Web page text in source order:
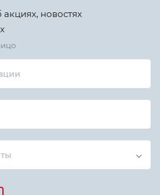
новостях